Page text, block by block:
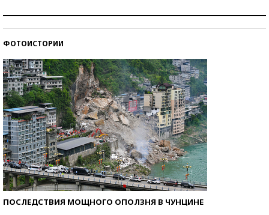
ФОТОИСТОРИИ
ПОСЛЕДСТВИЯ МОЩНОГО ОПОЛЗНЯ В ЧУНЦИНЕ